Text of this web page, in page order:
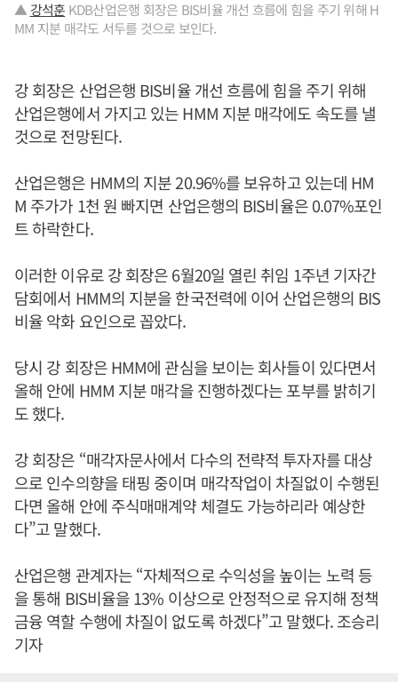
▲ 강석훈 KDB산업은행 회장은 BIS비율 개선 흐름에 힘을 주기 위해 H
MM 지분 매각도 서두를 것으로 보인다.
강 회장은 산업은행 BIS비율 개선 흐름에 힘을 주기 위해
산업은행에서 가지고 있는 HMM 지분 매각에도 속도를 낼
것으로 전망된다.
산업은행은 HMM의 지분 20.96%를 보유하고 있는데 HM
M 주가가 1천 원 빠지면 산업은행의 BIS비율은 0.07%포인
트 하락한다.
이러한 이유로 강 회장은 6월20일 열린 취임 1주년 기자간
담회에서 HMM의 지분을 한국전력에 이어 산업은행의 BIS
비율 악화 요인으로 꼽았다.
당시 강 회장은 HMM에 관심을 보이는 회사들이 있다면서
올해 안에 HMM 지분 매각을 진행하겠다는 포부를 밝히기
도 했다.
강 회장은 “매각자문사에서 다수의 전략적 투자자를 대상
으로 인수의향을 태핑 중이며 매각작업이 차질없이 수행된
다면 올해 안에 주식매매계약 체결도 가능하리라 예상한
다”고 말했다.
산업은행 관계자는 “자체적으로 수익성을 높이는 노력 등
을 통해 BIS비율을 13% 이상으로 안정적으로 유지해 정책
금융 역할 수행에 차질이 없도록 하겠다”고 말했다. 조승리
기자